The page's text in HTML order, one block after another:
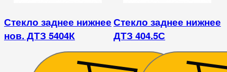
Стекло заднее нижнее
нов. ДТЗ 5404К
Стекло заднее нижнее
ДТЗ 404.5С